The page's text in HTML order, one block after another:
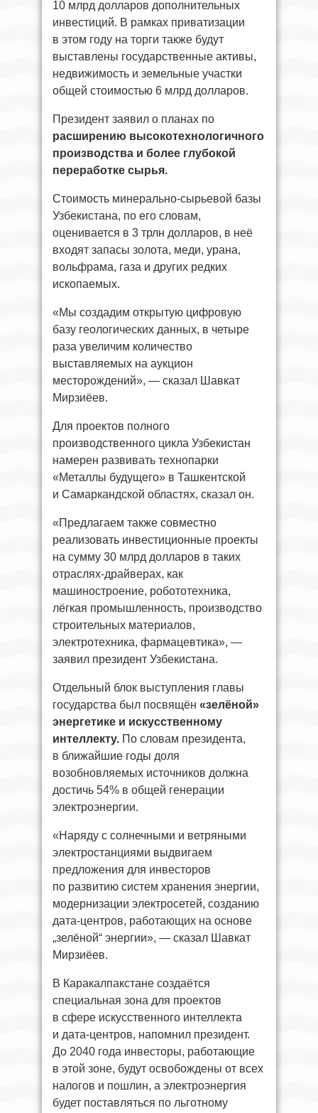
10 млрд долларов дополнительных
инвестиций. В рамках приватизации
в этом году на торги также будут
выставлены государственные активы,
недвижимость и земельные участки
общей стоимостью 6 млрд долларов.
Президент заявил о планах по
расширению высокотехнологичного
производства и более глубокой
переработке сырья.
Стоимость минерально-сырьевой базы
Узбекистана, по его словам,
оценивается в 3 трлн долларов, в неё
входят запасы золота, меди, урана,
вольфрама, газа и других редких
ископаемых.
«Мы создадим открытую цифровую
базу геологических данных, в четыре
раза увеличим количество
выставляемых на аукцион
месторождений», — сказал Шавкат
Мирзиёев.
Для проектов полного
производственного цикла Узбекистан
намерен развивать технопарки
«Металлы будущего» в Ташкентской
и Самаркандской областях, сказал он.
«Предлагаем также совместно
реализовать инвестиционные проекты
на сумму 30 млрд долларов в таких
отраслях-драйверах, как
машиностроение, робототехника,
лёгкая промышленность, производство
строительных материалов,
электротехника, фармацевтика», —
заявил президент Узбекистана.
Отдельный блок выступления главы
государства был посвящён «зелёной»
энергетике и искусственному
интеллекту. По словам президента,
в ближайшие годы доля
возобновляемых источников должна
достичь 54% в общей генерации
электроэнергии.
«Наряду с солнечными и ветряными
электростанциями выдвигаем
предложения для инвесторов
по развитию систем хранения энергии,
модернизации электросетей, созданию
дата-центров, работающих на основе
„зелёной“ энергии», — сказал Шавкат
Мирзиёев.
В Каракалпакстане создаётся
специальная зона для проектов
в сфере искусственного интеллекта
и дата-центров, напомнил президент.
До 2040 года инвесторы, работающие
в этой зоне, будут освобождены от всех
налогов и пошлин, а электроэнергия
будет поставляться по льготному